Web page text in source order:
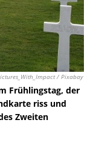
/ Pixabay
Frühlingstag, der
riss und
Zweiten